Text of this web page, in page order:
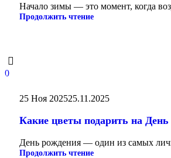
Начало зимы — это момент, когда
Продолжить чтение
0
25 Ноя 202525.11.2025
Какие цветы подарить на
День рождения — один из самых
Продолжить чтение